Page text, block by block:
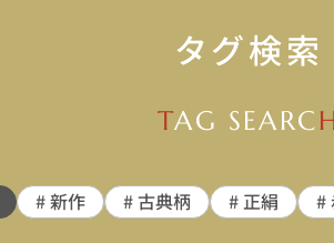
タグ検索
TAG SEARC
# 新作 # 古典柄 # 正絹 #